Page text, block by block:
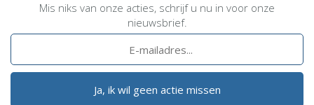
Mis niks van onze acties, schrijf u nu in voor onze
nieuwsbrief.
Ja, ik wil geen actie missen